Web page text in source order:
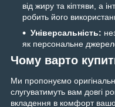
від жиру та кіптяви, а
робить його
Універсальність:
як персональне
Чому варто
Ми пропонуємо
слугуватимуть вам довгі
вкладення в комфорт